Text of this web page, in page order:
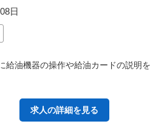
日
油機器の操作や給油カードの説明
求人の詳細を見る